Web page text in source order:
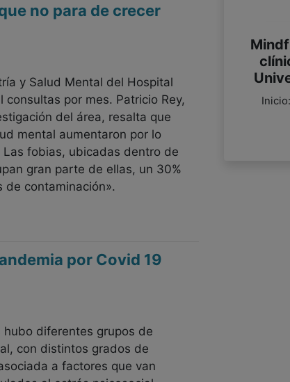
no para de crecer
y Salud Mental del Hospital
por mes. Patricio Rey,
del área, resalta que
mental aumentaron por lo
fobias, ubicadas dentro de
gran parte de ellas, un 30%
contaminación».
por Covid 19
hubo diferentes grupos de
con distintos grados de
a factores que van